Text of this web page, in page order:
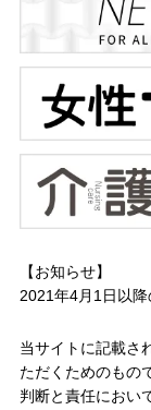
【お知らせ】
2021年4月1日以降
当サイトに記載さ
ただくためのもの
判断と責任におい